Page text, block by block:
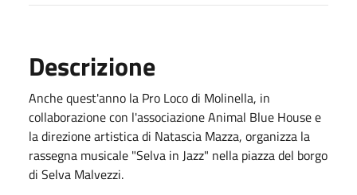
Descrizione
Anche quest'anno la Pro Loco di Molinella, in
collaborazione con l'associazione Animal Blue House e
la direzione artistica di Natascia Mazza, organizza la
rassegna musicale "Selva in Jazz" nella piazza del borgo
di Selva Malvezzi.